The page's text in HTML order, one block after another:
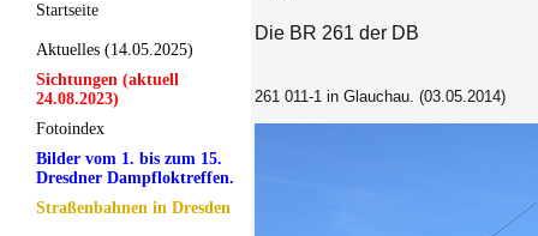
Startseite
Aktuelles (14.05.2025)
Sichtungen (aktuell
24.08.2023)
Fotoindex
Bilder vom 1. bis zum 15.
Dresdner Dampfloktreffen.
Straßenbahnen in Dresden
Die BR 261 der DB
261 011-1 in Glauchau. (03.05.2014)